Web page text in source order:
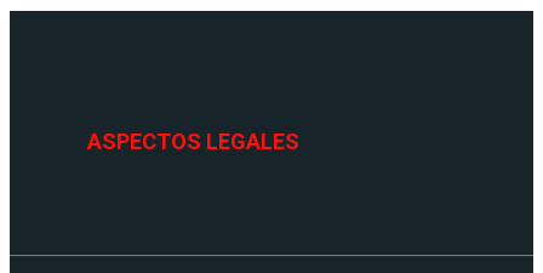
ASPECTOS LEGALES